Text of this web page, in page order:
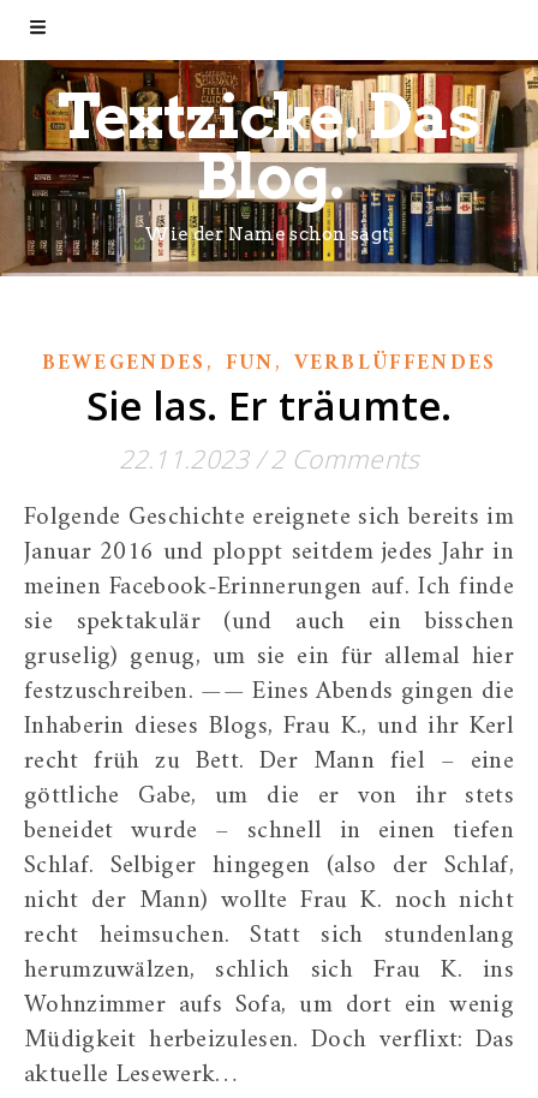
Textzicke. Das
Blog.
Wie der Name schon sagt.
BEWEGENDES, FUN, VERBLÜFFENDES
Sie las. Er träumte.
22.11.2023/ 2 Comments
Folgende Geschichte ereignete sich bereits im
Januar 2016 und ploppt seitdem jedes Jahr in
meinen Facebook-Erinnerungen auf. Ich finde
sie spektakulär (und auch ein bisschen
gruselig) genug, um sie ein für allemal hier
festzuschreiben. —— Eines Abends gingen die
Inhaberin dieses Blogs, Frau K., und ihr Kerl
recht früh zu Bett. Der Mann fiel – eine
göttliche Gabe, um die er von ihr stets
beneidet wurde – schnell in einen tiefen
Schlaf. Selbiger hingegen (also der Schlaf,
nicht der Mann) wollte Frau K. noch nicht
recht heimsuchen. Statt sich stundenlang
herumzuwälzen, schlich sich Frau K. ins
Wohnzimmer aufs Sofa, um dort ein wenig
Müdigkeit herbeizulesen. Doch verflixt: Das
aktuelle Lesewerk…